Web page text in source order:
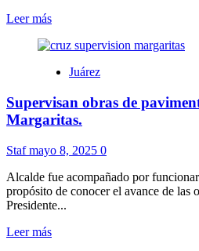
aledañas.
Leer másLeer
sobre
suma
a
campaña
para
evitar
contaminación
en
la
Acequia
Juárez
Supervisan obras de
Margaritas.
Stafmayo 8, 2025 0
Alcalde fue acompañado por
propósito de conocer el avance de las
Presidente...
Leer másLeer